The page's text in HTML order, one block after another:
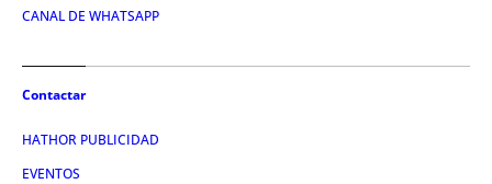
CANAL DE WHATSAPP
Contactar
HATHOR PUBLICIDAD
EVENTOS